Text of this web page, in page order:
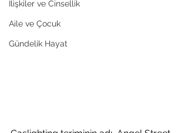
İlişkiler ve Cinsellik
Aile ve Çocuk
Gündelik Hayat